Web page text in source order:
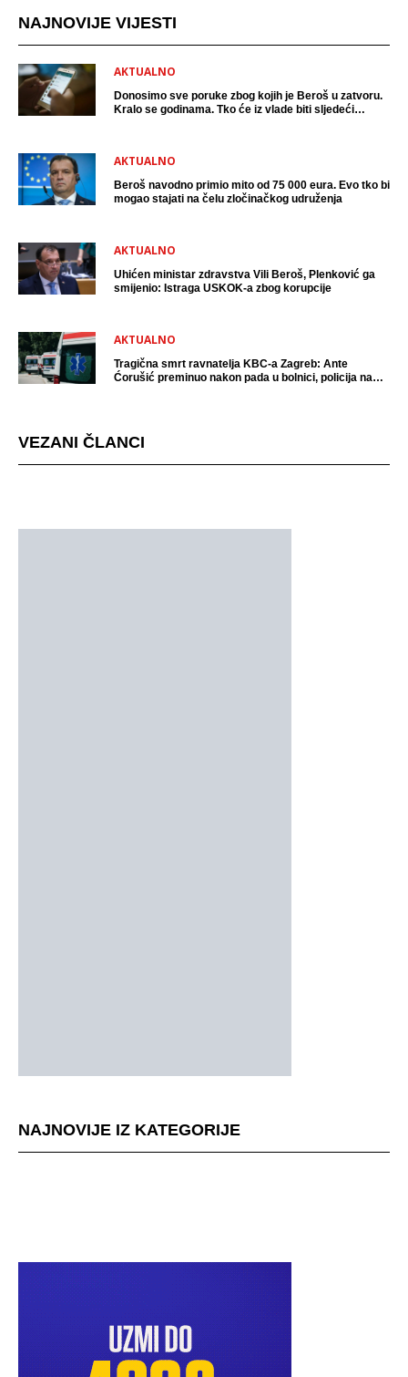
NAJNOVIJE VIJESTI
AKTUALNO
Donosimo sve poruke zbog kojih je Beroš u zatvoru.
Kralo se godinama. Tko će iz vlade biti sljedeći
AKTUALNO
Beroš navodno primio mito od 75 000 eura. Evo tko bi
mogao stajati na čelu zločinačkog udruženja
AKTUALNO
Uhićen ministar zdravstva Vili Beroš, Plenković ga
smijenio: Istraga USKOK-a zbog korupcije
AKTUALNO
Tragična smrt ravnatelja KBC-a Zagreb: Ante
Ćorušić preminuo nakon pada u bolnici, policija na
VEZANI ČLANCI
NAJNOVIJE IZ KATEGORIJE